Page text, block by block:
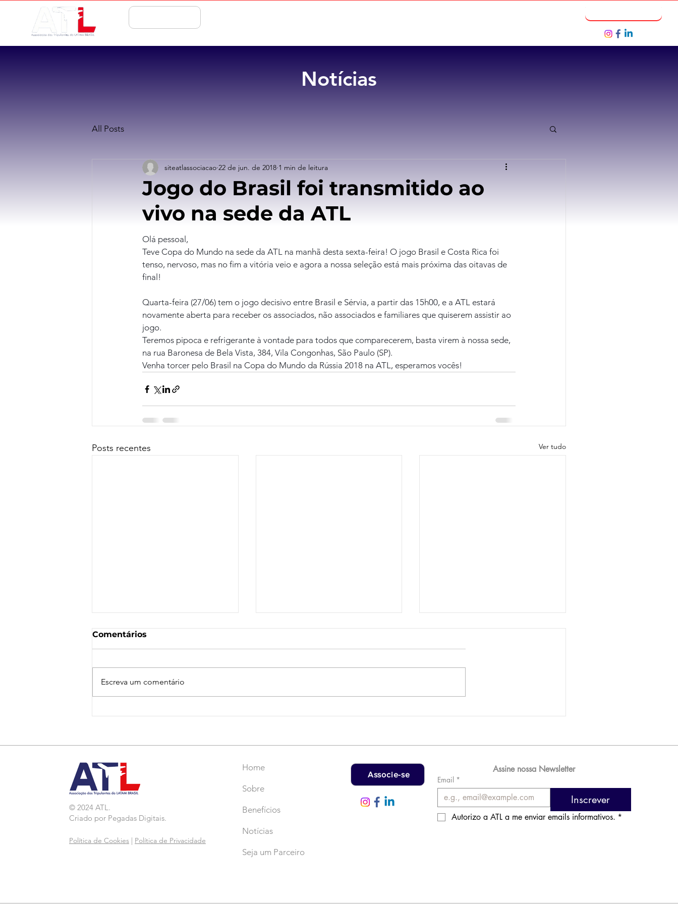
Notícias
All Posts
Jogo do Brasil foi transmitido ao
vivo na sede da ATL
siteatlassociacao 22 de jun. de 2018 1 min de leitura
Olá pessoal,
Teve Copa do Mundo na sede da ATL na manhã desta sexta-feira! O jogo Brasil e Costa Rica foi
tenso, nervoso, mas no fim a vitória veio e agora a nossa seleção está mais próxima das oitavas de
final!
Quarta-feira (27/06) tem o jogo decisivo entre Brasil e Sérvia, a partir das 15h00, e a ATL estará
novamente aberta para receber os associados, não associados e familiares que quiserem assistir ao
jogo.
Teremos pipoca e refrigerante à vontade para todos que comparecerem, basta virem à nossa sede,
na rua Baronesa de Bela Vista, 384, Vila Congonhas, São Paulo (SP).
Venha torcer pelo Brasil na Copa do Mundo da Rússia 2018 na ATL, esperamos vocês!
Posts recentes Ver tudo
Comentários
Escreva um comentário
© 2024 ATL.
Criado por Pegadas Digitais.
Política de Cookies Política de Privacidade
Home
Sobre
Benefícios
Notícias
Seja um Parceiro
Associe-se
Assine nossa Newsletter
Email *
Inscrever
Autorizo a ATL a me enviar emails informativos. *